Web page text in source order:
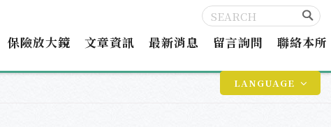
LANGUAGE
保險放大鏡 文章資訊 最新消息 留言詢問 聯絡本所